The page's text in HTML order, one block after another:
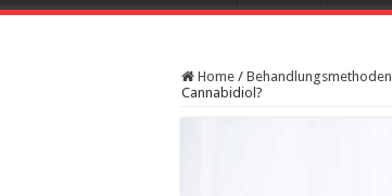
Home / Behandlungsmethoden
Cannabidiol?